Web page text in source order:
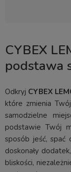
CYBEX
podstawa
Odkryj CYBEX
które zmienia
samodzielne
podstawie Twój
sposób jeść, spać
doskonały
bliskości,